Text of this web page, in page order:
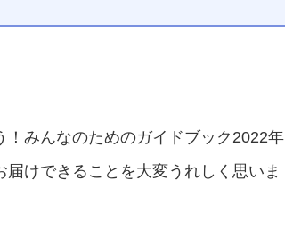
みんなのためのガイドブック2022年
けできることを大変うれしく思いま